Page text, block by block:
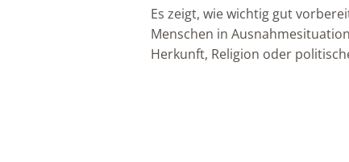
Es zeigt, wie wichtig gut
Menschen in
Herkunft, Religion oder